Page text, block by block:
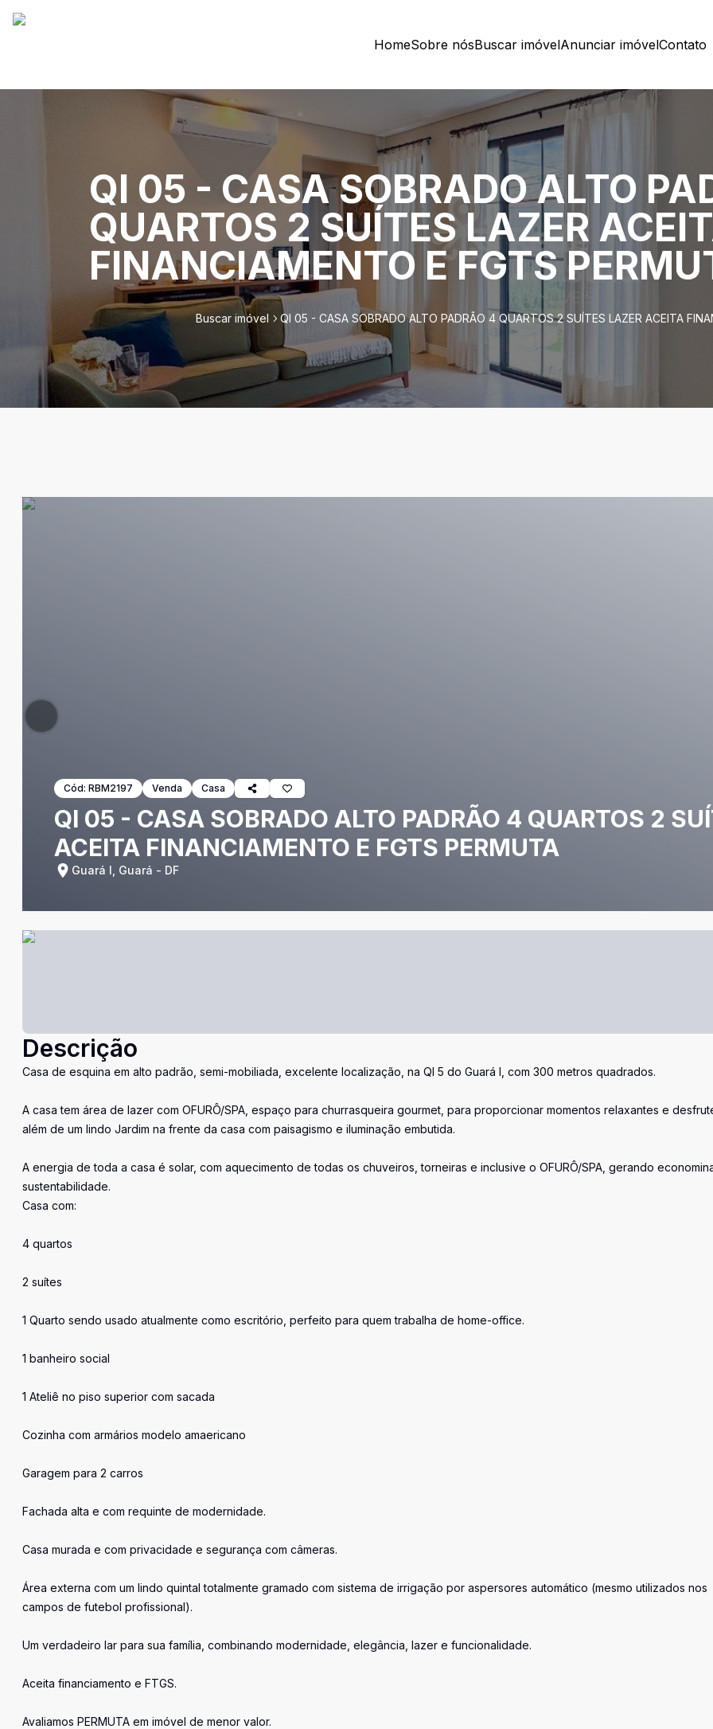
HomeSobre nósBuscar imóvelAnunciar imóvelContato
QI 05 - CASA SOBRADO ALTO
QUARTOS 2 SUÍTES LAZER
FINANCIAMENTO E FGTS
Buscar imóvel QI 05 - CASA SOBRADO ALTO PADRÃO 4 QUARTOS 2 SUÍTES LAZER ACEITA
Cód: RBM2197 Venda Casa
QI 05 - CASA SOBRADO ALTO PADRÃO 4 QUARTOS 2
ACEITA FINANCIAMENTO E FGTS PERMUTA
Guará I, Guará - DF
Descrição
Casa de esquina em alto padrão, semi-mobiliada, excelente localização, na QI 5 do Guará I, com 300 metros quadrados.
A casa tem área de lazer com OFURÔ/SPA, espaço para churrasqueira gourmet, para proporcionar momentos relaxantes e
além de um lindo Jardim na frente da casa com paisagismo e iluminação embutida.
A energia de toda a casa é solar, com aquecimento de todas os chuveiros, torneiras e inclusive o OFURÔ/SPA, gerando
sustentabilidade.
Casa com:
4 quartos
2 suítes
1 Quarto sendo usado atualmente como escritório, perfeito para quem trabalha de home-office.
1 banheiro social
1 Ateliê no piso superior com sacada
Cozinha com armários modelo amaericano
Garagem para 2 carros
Fachada alta e com requinte de modernidade.
Casa murada e com privacidade e segurança com câmeras.
Área externa com um lindo quintal totalmente gramado com sistema de irrigação por aspersores automático (mesmo utilizados nos
campos de futebol profissional).
Um verdadeiro lar para sua família, combinando modernidade, elegância, lazer e funcionalidade.
Aceita financiamento e FTGS.
Avaliamos PERMUTA em imóvel de menor valor.